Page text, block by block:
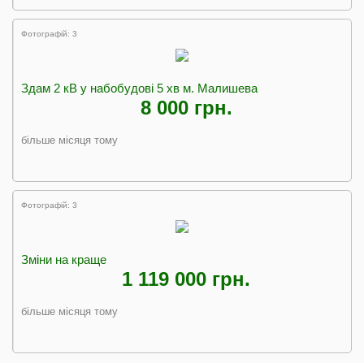
Фотографій: 3
Здам 2 кВ у набобудові 5 хв м. Малишева
8 000 грн.
більше місяця тому
Фотографій: 3
Зміни на краще
1 119 000 грн.
більше місяця тому